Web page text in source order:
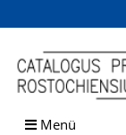
Browsen
direkt zum Inhalt
Menü